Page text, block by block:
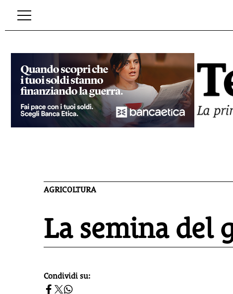
AGRICOLTURA
La semina del
homepage h2
Condividi su: